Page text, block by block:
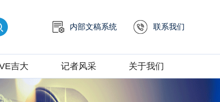
内部文稿系统 联系我们
吉大 记者风采 关于我们